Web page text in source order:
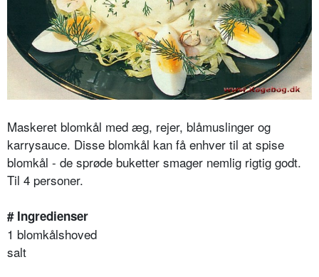
Maskeret blomkål med æg, rejer, blåmuslinger og
karrysauce. Disse blomkål kan få enhver til at spise
blomkål - de sprøde buketter smager nemlig rigtig godt.
Til 4 personer.
# Ingredienser
1 blomkålshoved
salt